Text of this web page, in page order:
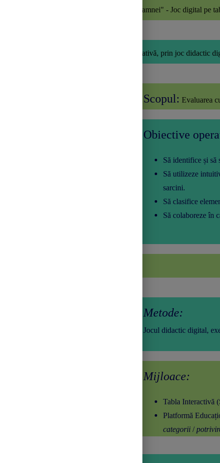
"Bogățiile Toamnei" - Joc digital pe
Evaluare sumativă, prin joc didactic
Scopul: Evaluarea
Obiective
Să identifice și să
Să utilizeze
sarcini.
Să clasifice
Să colaboreze în
Metode:
Jocul didactic digital,
Mijloace:
Tabla Interactivă
Platformă
categorii /